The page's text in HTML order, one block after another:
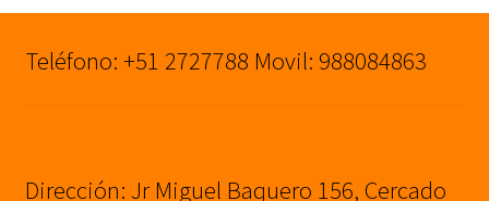
Teléfono: +51 2727788 Movil: 988084863
Dirección: Jr Miguel Baquero 156, Cercado